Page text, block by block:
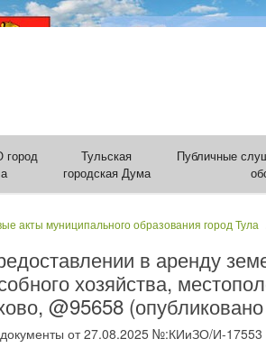
город
Тульская
городская Дума
Публичные
акты муниципального образования город Тула
в аренду
хозяйства,
@95658
от 27.08.2025 №:КИиЗО/И-17553